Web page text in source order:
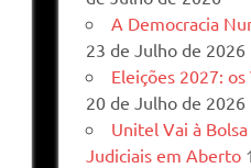
A Democracia
23 de Julho de 2026
Eleições 2027:
20 de Julho de 2026
Unitel Vai à
Judiciais em Aberto